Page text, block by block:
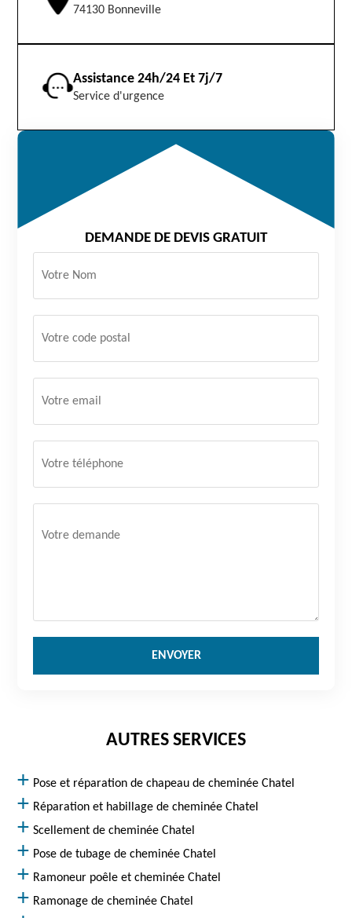
74130 Bonneville
Assistance 24h/24 Et 7j/7
Service d'urgence
DEMANDE DE DEVIS GRATUIT
AUTRES SERVICES
Pose et réparation de chapeau de cheminée Chatel
Réparation et habillage de cheminée Chatel
Scellement de cheminée Chatel
Pose de tubage de cheminée Chatel
Ramoneur poêle et cheminée Chatel
Ramonage de cheminée Chatel